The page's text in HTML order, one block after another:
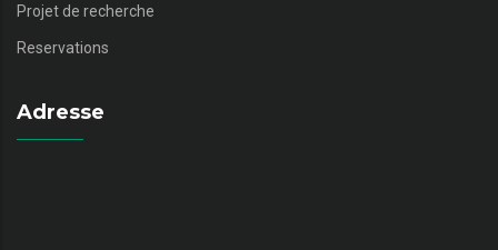
Projet de recherche
Reservations
Adresse